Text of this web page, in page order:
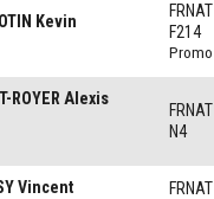
Kevin
FRNAT
F214
Promo
ROYER Alexis
FRNAT
N4
Vincent FRNAT